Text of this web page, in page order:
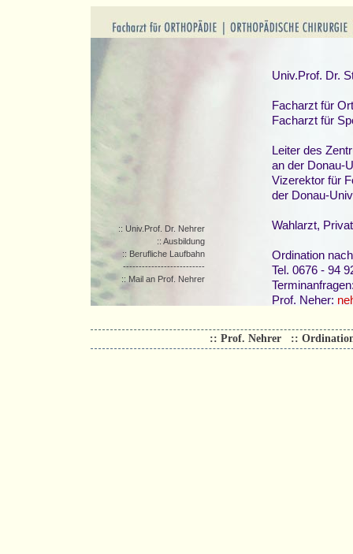
:: Univ.Prof. Dr. Nehrer
:: Ausbildung
:: Berufliche Laufbahn
--------------------------
:: Mail an Prof. Nehrer
:: Prof. Nehrer ::